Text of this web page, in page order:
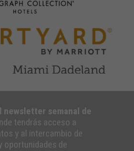
newsletter semanal de
tendrás acceso a
y al intercambio de
oportunidades de